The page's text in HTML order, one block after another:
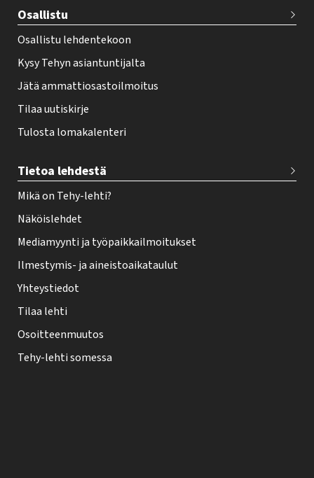
r
Osallistu
Osallistu lehdentekoon
Kysy Tehyn asiantuntijalta
Jätä ammattiosastoilmoitus
Tilaa uutiskirje
Tulosta lomakalenteri
Tietoa lehdestä
Mikä on Tehy-lehti?
Näköislehdet
Mediamyynti ja työpaikkailmoitukset
Ilmestymis- ja aineistoaikataulut
Yhteystiedot
Tilaa lehti
Osoitteenmuutos
Tehy-lehti somessa